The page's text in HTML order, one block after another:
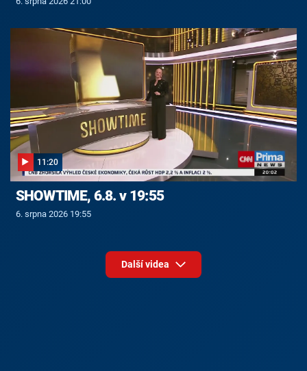
11:20
SHOWTIME, 6.8. v 19:55
6. srpna 2026 19:55
Další videa